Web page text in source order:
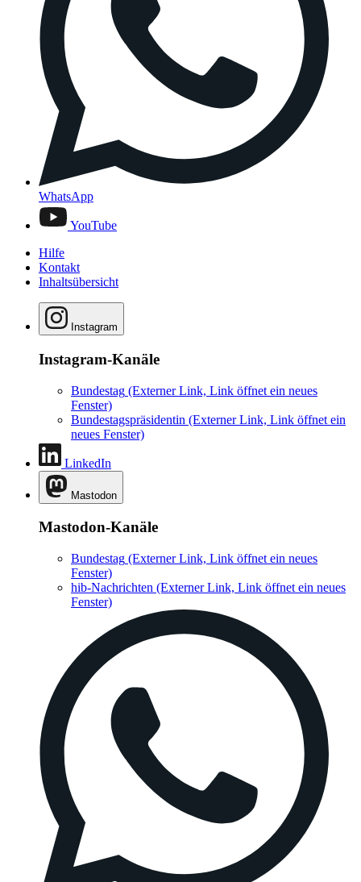
WhatsApp
YouTube
Hilfe
Kontakt
Inhaltsübersicht
Instagram
Instagram-Kanäle
Bundestag (Externer Link, Link öffnet ein neues
Fenster)
Bundestagspräsidentin (Externer Link, Link öffnet ein
neues Fenster)
LinkedIn
Mastodon
Mastodon-Kanäle
Bundestag (Externer Link, Link öffnet ein neues
Fenster)
hib-Nachrichten (Externer Link, Link öffnet ein neues
Fenster)